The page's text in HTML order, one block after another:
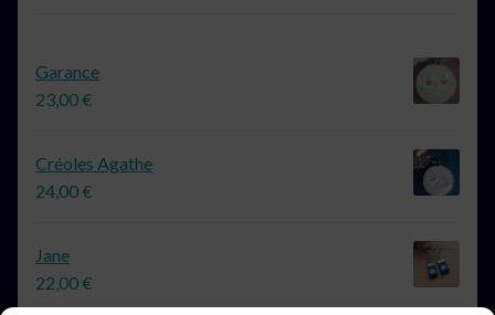
Garance
23,00€
Créoles Agathe
24,00€
Jane
22,00€